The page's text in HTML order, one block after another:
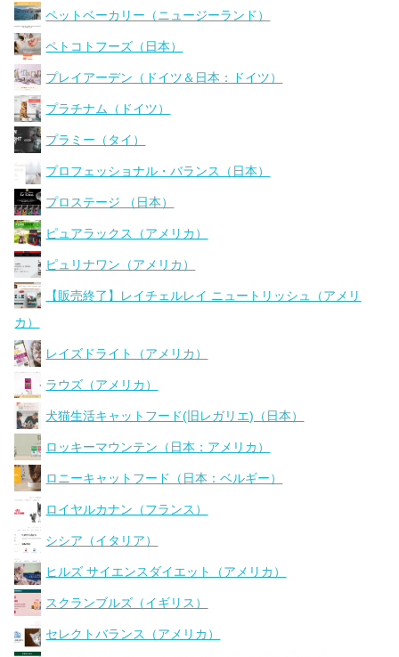
ペットベーカリー（ニュージーランド）
ペトコトフーズ（日本）
プレイアーデン（ドイツ＆日本：ドイツ）
プラチナム（ドイツ）
プラミー（タイ）
プロフェッショナル・バランス（日本）
プロステージ （日本）
ピュアラックス（アメリカ）
ピュリナワン（アメリカ）
【販売終了】レイチェルレイ ニュートリッシュ（アメリ
カ）
レイズドライト（アメリカ）
ラウズ（アメリカ）
犬猫生活キャットフード(旧レガリエ)（日本）
ロッキーマウンテン（日本：アメリカ）
ロニーキャットフード（日本：ベルギー）
ロイヤルカナン（フランス）
シシア（イタリア）
ヒルズ サイエンスダイエット（アメリカ）
スクランブルズ（イギリス）
セレクトバランス（アメリカ）